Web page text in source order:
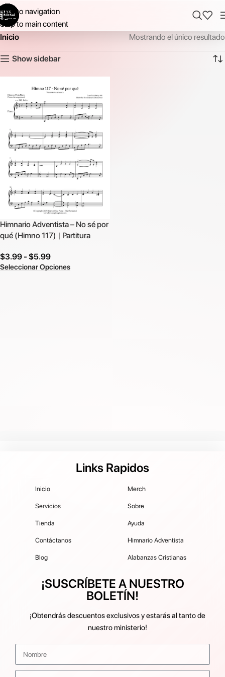
Skip to navigation
Skip to main content
Inicio
Mostrando el único resultado
Show sidebar
Himnario Adventista – No sé por
qué (Himno 117) | Partitura
$3.99 - $5.99
Seleccionar Opciones
Links Rapidos
Inicio
Servicios
Tienda
Contáctanos
Blog
Merch
Sobre
Ayuda
Himnario Adventista
Alabanzas Cristianas
¡SUSCRÍBETE A NUESTRO
BOLETÍN!
¡Obtendrás descuentos exclusivos y estarás al tanto de
nuestro ministerio!